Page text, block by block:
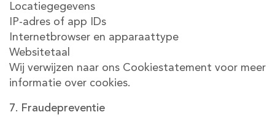
Locatiegegevens
IP-adres of app IDs
Internetbrowser en apparaattype
Websitetaal
Wij verwijzen naar ons Cookiestatement voor meer
informatie over cookies.
7. Fraudepreventie